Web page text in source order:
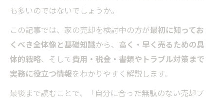
も多いのではないでしょうか。
この記事では、家の売却を検討中の方が最初に知ってお
くべき全体像と基礎知識から、 高く・早く売るための具
体的戦略、そして費用・税金・書類やトラブル対策まで
実務に役立つ情報をわかりやすく解説します。
最後まで読むことで、「自分に合った無駄のない売却プ